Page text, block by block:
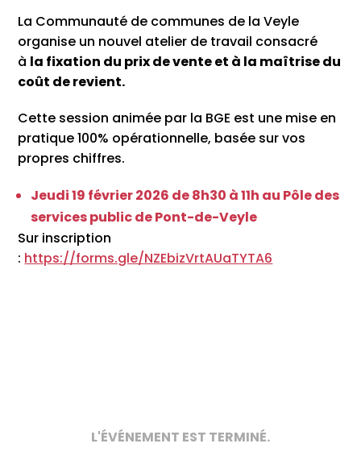
La Communauté de communes de la Veyle
organise un nouvel atelier de travail consacré
à la fixation du prix de vente et à la maîtrise du
coût de revient.
Cette session animée par la BGE est une mise en
pratique 100% opérationnelle, basée sur vos
propres chiffres.
Jeudi 19 février 2026 de 8h30 à 11h au Pôle des
services public de Pont-de-Veyle
Sur inscription
: https://forms.gle/NZEbizVrtAUaTYTA6
L'ÉVÉNEMENT EST TERMINÉ.